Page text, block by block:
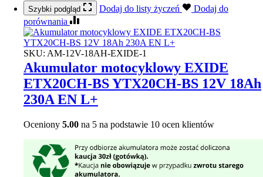
Szybki podgląd Dodaj do listy życzeń
Dodaj do
porównania
SKU: AM-12V-18AH-EXIDE-1
Akumulator motocyklowy EXIDE
ETX20CH-BS YTX20CH-BS 12V 18Ah
230A EN L+
Oceniony 5.00 na 5 na podstawie 10 ocen klientów